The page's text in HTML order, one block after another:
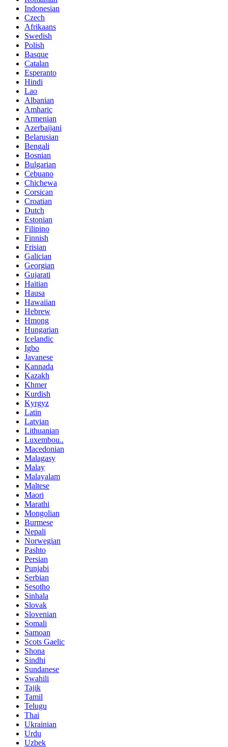
Indonesian
Czech
Afrikaans
Swedish
Polish
Basque
Catalan
Esperanto
Hindi
Lao
Albanian
Amharic
Armenian
Azerbaijani
Belarusian
Bengali
Bosnian
Bulgarian
Cebuano
Chichewa
Corsican
Croatian
Dutch
Estonian
Filipino
Finnish
Frisian
Galician
Georgian
Gujarati
Haitian
Hausa
Hawaiian
Hebrew
Hmong
Hungarian
Icelandic
Igbo
Javanese
Kannada
Kazakh
Khmer
Kurdish
Kyrgyz
Latin
Latvian
Lithuanian
Luxembou..
Macedonian
Malagasy
Malay
Malayalam
Maltese
Maori
Marathi
Mongolian
Burmese
Nepali
Norwegian
Pashto
Persian
Punjabi
Serbian
Sesotho
Sinhala
Slovak
Slovenian
Somali
Samoan
Scots Gaelic
Shona
Sindhi
Sundanese
Swahili
Tajik
Tamil
Telugu
Thai
Ukrainian
Urdu
Uzbek